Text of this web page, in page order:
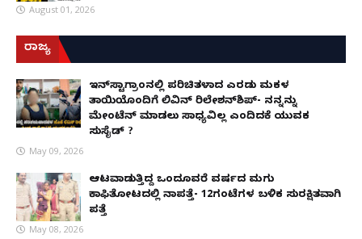
August 01, 2026
ರಾಜ್ಯ
ಇನ್​ಸ್ಟಾಗ್ರಾಂನಲ್ಲಿ ಪರಿಚಿತಳಾದ ಎರಡು ಮಕ್ಕಳ
ತಾಯಿಯೊಂದಿಗೆ ಲಿವಿನ್ ರಿಲೇಶನ್​ಶಿಪ್- ನನ್ನನ್ನು
ಮೇಂಟೆನ್ ಮಾಡಲು ಸಾಧ್ಯವಿಲ್ಲ ಎಂದಿದಕ್ಕೆ ಯುವಕ
ಸುಸೈಡ್ ?
May 09, 2026
ಆಟವಾಡುತ್ತಿದ್ದ ಒಂದೂವರೆ ವರ್ಷದ ಮಗು
ಕಾಫಿತೋಟದಲ್ಲಿ ನಾಪತ್ತೆ- 12ಗಂಟೆಗಳ ಬಳಿಕ ಸುರಕ್ಷಿತವಾಗಿ
ಪತ್ತೆ
May 08, 2026